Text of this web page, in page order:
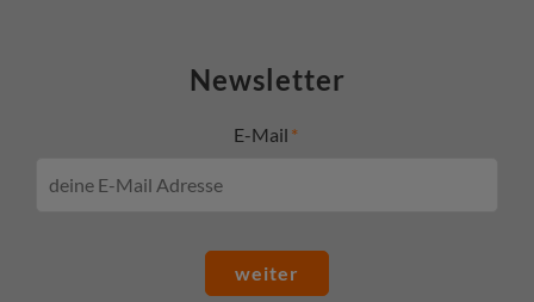
Newsletter
E-Mail
weiter